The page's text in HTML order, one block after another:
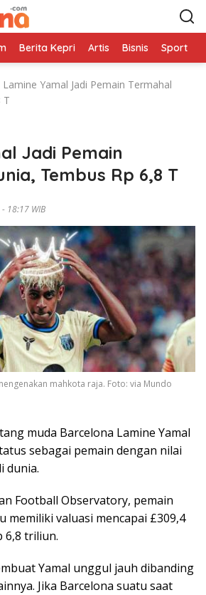
Berita Kepri Artis Bisnis Sport
Lamine Yamal Jadi Pemain Termahal
T
Jadi Pemain
Tembus Rp 6,8 T
18:17 WIB
mahkota raja. Foto: via Mundo
muda Barcelona Lamine Yamal
sebagai pemain dengan nilai
dunia.
Football Observatory, pemain
memiliki valuasi mencapai £309,4
6,8 triliun.
Yamal unggul jauh dibanding
Jika Barcelona suatu saat